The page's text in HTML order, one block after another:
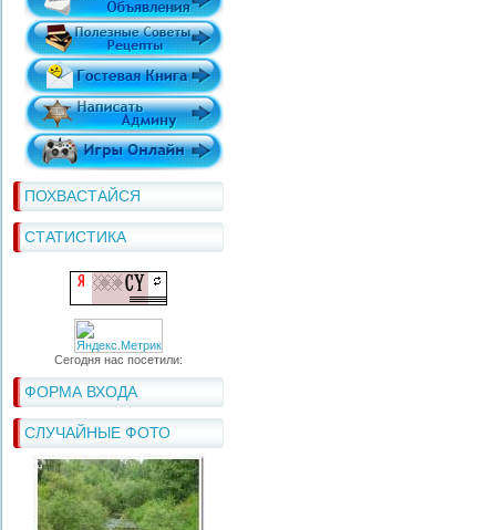
ПОХВАСТАЙСЯ
СТАТИСТИКА
Сегодня нас посетили:
ФОРМА ВХОДА
СЛУЧАЙНЫЕ ФОТО